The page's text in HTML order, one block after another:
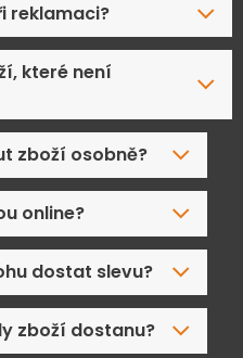
reklamaci?
které není
zboží osobně?
online?
dostat slevu?
zboží dostanu?